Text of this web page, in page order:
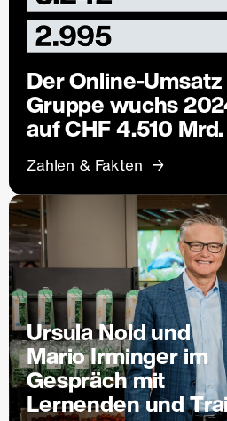
Der Online-
Gruppe wuchs
auf CHF 4.510 Mrd.
Zahlen & Fakten
Ursula Nold und
Mario Irminger im
Gespräch mit
Lernenden und